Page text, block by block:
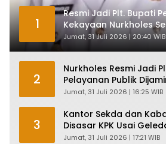
1
Resmi Jadi Plt. Bupati
Kekayaan Nurkholes
Jumat, 31 Juli 2026 | 20:40 WIB
2
Nurkholes Resmi Jadi
Pelayanan Publik
Jumat, 31 Juli 2026 | 16:25 WIB
3
Kantor Sekda dan
Disasar KPK Usai
Pemalang
Jumat, 31 Juli 2026 | 17:21 WIB